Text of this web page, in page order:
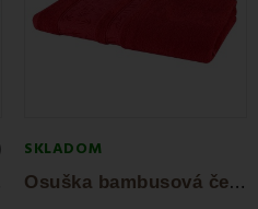
SKLADOM
O
suška bambusová červená 70 x 140 cm EMI